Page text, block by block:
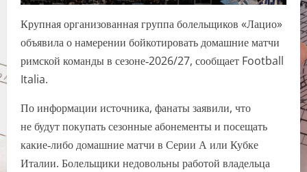
Крупная организованная группа болельщиков «Лацио»
объявила о намерении бойкотировать домашние матчи
римской команды в сезоне‑2026/27, сообщает Football
Italia.
По информации источника, фанаты заявили, что
не будут покупать сезонные абонементы и посещать
какие‑либо домашние матчи в Серии А или Кубке
Италии. Болельщики недовольны работой владельца